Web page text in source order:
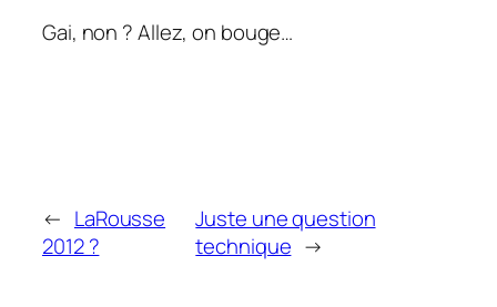
Gai, non ? Allez, on bouge…
← LaRousse
2012 ?
Juste une question
technique →